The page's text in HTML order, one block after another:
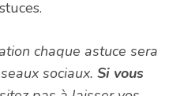
chaque astuce sera
sociaux. Si vous